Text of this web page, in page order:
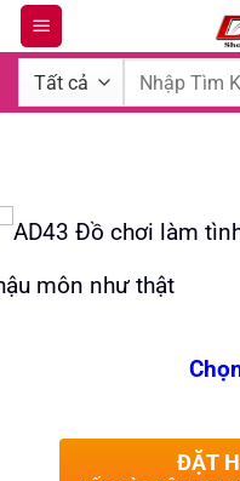
Bỏ
qua
dung
Tìm
ĐẶT